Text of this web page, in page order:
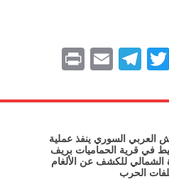
F
T
itt
T
e
a
m
E
ai
nt
العربي السوري ينفذ عملية
في قرية الحماميات بريف
الشمالي للكشف عن الألغام
الحرب